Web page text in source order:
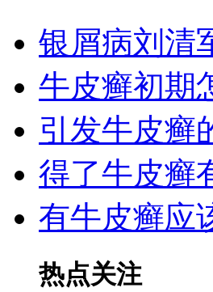
银屑病刘清
牛皮癣初期
引发牛皮癣
得了牛皮癣
有牛皮癣应
热点关注